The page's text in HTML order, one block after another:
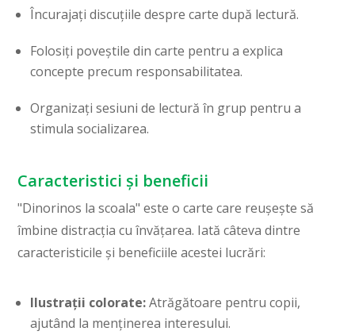
Încurajați discuțiile despre carte după lectură.
Folosiți poveștile din carte pentru a explica
concepte precum responsabilitatea.
Organizați sesiuni de lectură în grup pentru a
stimula socializarea.
Caracteristici și beneficii
"Dinorinos la scoala" este o carte care reușește să
îmbine distracția cu învățarea. Iată câteva dintre
caracteristicile și beneficiile acestei lucrări:
Ilustrații colorate:Atrăgătoare pentru copii,
ajutând la menținerea interesului.